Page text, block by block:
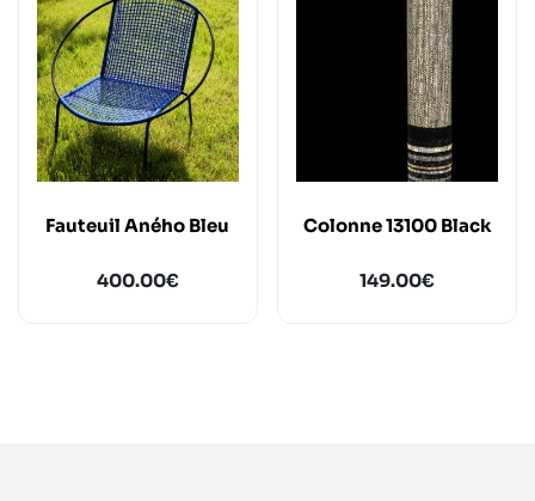
Fauteuil Aného Bleu
400.00€
Colonne 13100 Black
149.00€